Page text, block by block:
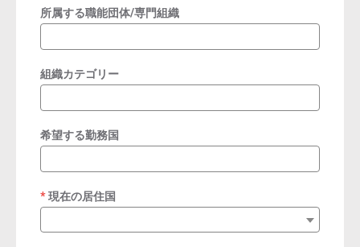
所属する職能団体/専門組織
組織カテゴリー
希望する勤務国
現在の居住国
required